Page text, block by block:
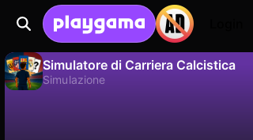
Simulatore di Carriera Calcistica
Simulazione